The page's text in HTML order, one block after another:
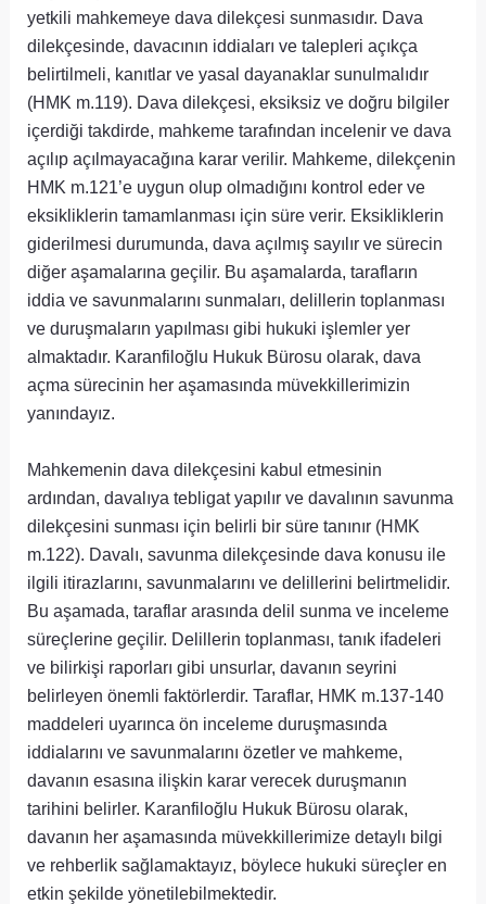
yetkili mahkemeye dava dilekçesi sunmasıdır. Dava
dilekçesinde, davacının iddiaları ve talepleri açıkça
belirtilmeli, kanıtlar ve yasal dayanaklar sunulmalıdır
(HMK m.119). Dava dilekçesi, eksiksiz ve doğru bilgiler
içerdiği takdirde, mahkeme tarafından incelenir ve dava
açılıp açılmayacağına karar verilir. Mahkeme, dilekçenin
HMK m.121’e uygun olup olmadığını kontrol eder ve
eksikliklerin tamamlanması için süre verir. Eksikliklerin
giderilmesi durumunda, dava açılmış sayılır ve sürecin
diğer aşamalarına geçilir. Bu aşamalarda, tarafların
iddia ve savunmalarını sunmaları, delillerin toplanması
ve duruşmaların yapılması gibi hukuki işlemler yer
almaktadır. Karanfiloğlu Hukuk Bürosu olarak, dava
açma sürecinin her aşamasında müvekkillerimizin
yanındayız.
Mahkemenin dava dilekçesini kabul etmesinin
ardından, davalıya tebligat yapılır ve davalının savunma
dilekçesini sunması için belirli bir süre tanınır (HMK
m.122). Davalı, savunma dilekçesinde dava konusu ile
ilgili itirazlarını, savunmalarını ve delillerini belirtmelidir.
Bu aşamada, taraflar arasında delil sunma ve inceleme
süreçlerine geçilir. Delillerin toplanması, tanık ifadeleri
ve bilirkişi raporları gibi unsurlar, davanın seyrini
belirleyen önemli faktörlerdir. Taraflar, HMK m.137-140
maddeleri uyarınca ön inceleme duruşmasında
iddialarını ve savunmalarını özetler ve mahkeme,
davanın esasına ilişkin karar verecek duruşmanın
tarihini belirler. Karanfiloğlu Hukuk Bürosu olarak,
davanın her aşamasında müvekkillerimize detaylı bilgi
ve rehberlik sağlamaktayız, böylece hukuki süreçler en
etkin şekilde yönetilebilmektedir.